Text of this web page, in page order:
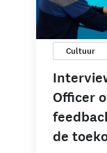
Cultuur
Officer
de